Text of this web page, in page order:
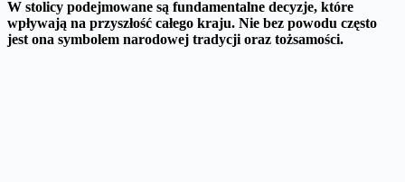
W stolicy podejmowane są fundamentalne decyzje, które
wpływają na przyszłość całego kraju. Nie bez powodu często
jest ona symbolem narodowej tradycji oraz tożsamości.